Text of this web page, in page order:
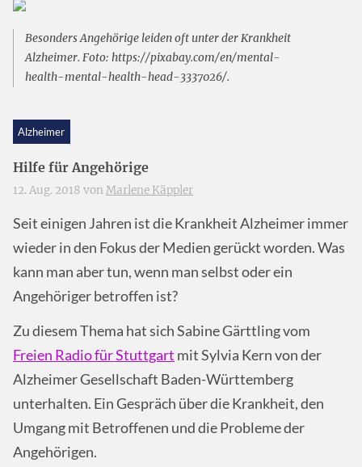
Besonders Angehörige leiden oft unter der Krankheit
Alzheimer. Foto: https://pixabay.com/en/mental-
health-mental-health-head-3337026/.
Alzheimer
Hilfe für Angehörige
12. Aug. 2018 von Marlene Käppler
Seit einigen Jahren ist die Krankheit Alzheimer immer
wieder in den Fokus der Medien gerückt worden. Was
kann man aber tun, wenn man selbst oder ein
Angehöriger betroffen ist?
Zu diesem Thema hat sich Sabine Gärttling vom
Freien Radio für Stuttgart mit Sylvia Kern von der
Alzheimer Gesellschaft Baden-Württemberg
unterhalten. Ein Gespräch über die Krankheit, den
Umgang mit Betroffenen und die Probleme der
Angehörigen.